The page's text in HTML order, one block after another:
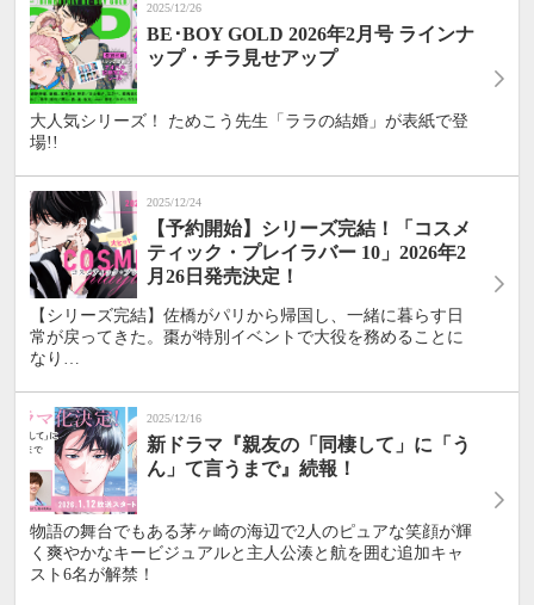
2025/12/26
BE･BOY GOLD 2026年2月号 ラインナ
ップ・チラ見せアップ
大人気シリーズ！ ためこう先生「ララの結婚」が表紙で登
場!!
2025/12/24
【予約開始】シリーズ完結！「コスメ
ティック・プレイラバー 10」2026年2
月26日発売決定！
【シリーズ完結】佐橋がパリから帰国し、一緒に暮らす日
常が戻ってきた。棗が特別イベントで大役を務めることに
なり…
2025/12/16
新ドラマ『親友の「同棲して」に「う
ん」て言うまで』続報！
物語の舞台でもある茅ヶ崎の海辺で2人のピュアな笑顔が輝
く爽やかなキービジュアルと主人公湊と航を囲む追加キャ
スト6名が解禁！